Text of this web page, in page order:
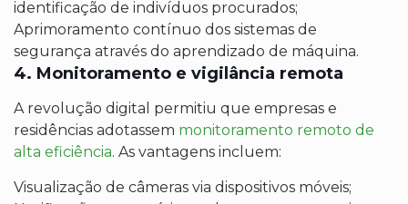
identificação de indivíduos procurados;
Aprimoramento contínuo dos sistemas de
segurança através do aprendizado de máquina.
4. Monitoramento e vigilância remota
A revolução digital permitiu que empresas e
residências adotassem monitoramento remoto de
alta eficiência. As vantagens incluem:
Visualização de câmeras via dispositivos móveis;